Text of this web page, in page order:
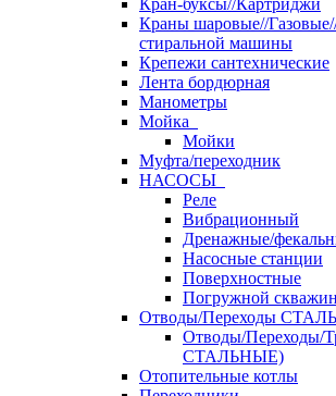
Кран-буксы//Картриджи
Краны шаровые//
стиральной машины
Крепежи сантехнические
Лента бордюрная
Манометры
Мойка
Мойки
Муфта/переходник
НАСОСЫ
Реле
Вибрационный
Дренажные/
Насосные станции
Поверхностные
Погружной
Отводы/Переходы СТАЛЬ
Отводы/Переходы/
СТАЛЬНЫЕ)
Отопительные котлы